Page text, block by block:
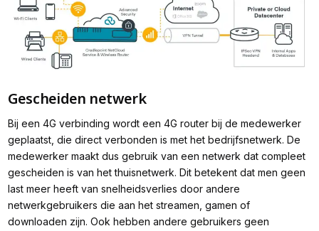
Gescheiden netwerk
Bij een 4G verbinding wordt een 4G router bij de medewerker
geplaatst, die direct verbonden is met het bedrijfsnetwerk. De
medewerker maakt dus gebruik van een netwerk dat compleet
gescheiden is van het thuisnetwerk. Dit betekent dat men geen
last meer heeft van snelheidsverlies door andere
netwerkgebruikers die aan het streamen, gamen of
downloaden zijn. Ook hebben andere gebruikers geen